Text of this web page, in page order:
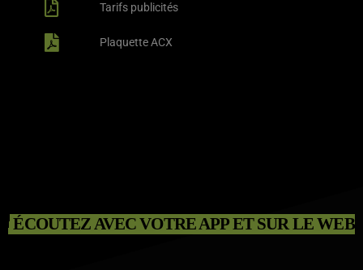
Tarifs publicités
Plaquette ACX
ÉCOUTEZ AVEC VOTRE APP ET SUR LE WEB